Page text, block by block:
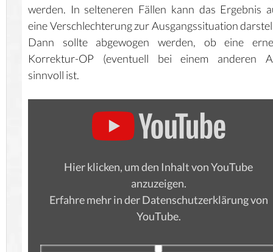
werden. In selteneren Fällen kann das Ergebnis
eine Verschlechterung zur Ausgangssituation
Dann sollte abgewogen werden, ob eine
Korrektur-OP (eventuell bei einem anderen
sinnvoll ist.
(LIDSTRAFFUNG)“
Hier klicken, um den Inhalt von YouTube
anzuzeigen.
Erfahre mehr in derDatenschutzerklärung von
YouTube.